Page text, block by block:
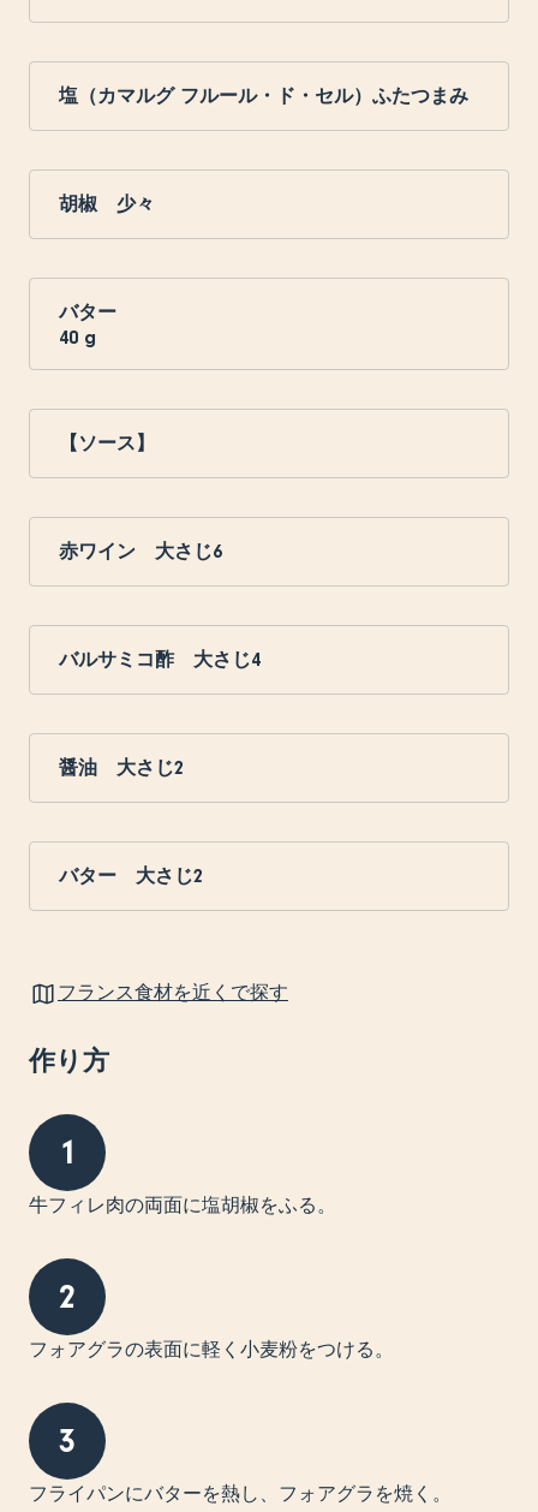
塩（カマルグ フルール・ド・セル）ふたつまみ
胡椒 少々
バター
40 g
【ソース】
赤ワイン 大さじ6
バルサミコ酢 大さじ4
醤油 大さじ2
バター 大さじ2
フランス食材を近くで探す
作り方
1
牛フィレ肉の両面に塩胡椒をふる。
2
フォアグラの表面に軽く小麦粉をつける。
3
フライパンにバターを熱し、フォアグラを焼く。